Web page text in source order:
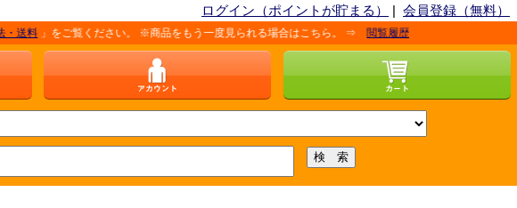
ログイン（ポイントが貯まる） | 会員登録（無料）
をご覧ください。 ※商品をもう一度見られる場合はこちら。 ⇒閲覧履歴